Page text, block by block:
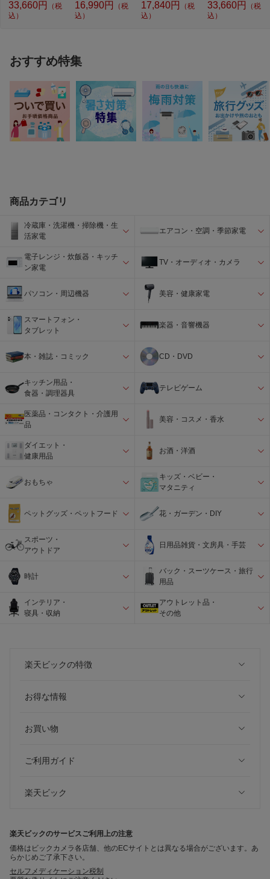
33,660円
（税
込）
16,990円
（税
込）
17,840円
（税
込）
33,660円
（税
込）
おすすめ特集
商品カテゴリ
冷蔵庫・洗濯機・掃除機・生
活家電
エアコン・空調・季節家電
電子レンジ・炊飯器・キッチ
ン家電
TV・オーディオ・カメラ
パソコン・周辺機器 美容・健康家電
スマートフォン・
タブレット
楽器・音響機器
本・雑誌・コミック CD・DVD
キッチン用品・
食器・調理器具
テレビゲーム
医薬品・コンタクト・介護用
品
美容・コスメ・香水
ダイエット・
健康用品
お酒・洋酒
おもちゃ
キッズ・ベビー・
マタニティ
ペットグッズ・ペットフード 花・ガーデン・DIY
スポーツ・
アウトドア
日用品雑貨・文房具・手芸
時計
バック・スーツケース・旅行
用品
インテリア・
寝具・収納
アウトレット品・
その他
楽天ビックの特徴
お得な情報
お買い物
ご利用ガイド
楽天ビック
楽天ビックのサービスご利用上の注意
価格はビックカメラ各店舗、他のECサイトとは異なる場合がございます。あ
らかじめご了承下さい。
セルフメディケーション税制